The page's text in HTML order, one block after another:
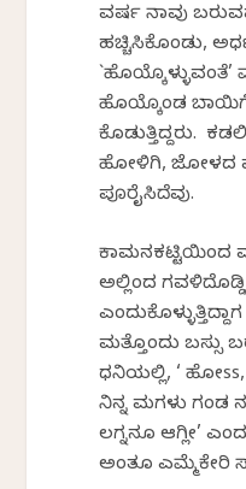
ವರ್ಷ ನಾವು
ಹಚ್ಚಿಸಿಕೊಂಡು,
ಹೊಯ್ಕೊಂಡ
ಕೊಡುತ್ತಿದ್ದರು.
ಹೋಳಿಗಿ, ಜೋಳದ
ಪೂರೈಸಿದೆವು.
ಕಾಮನಕಟ್ಟಿಯಿಂದ
ಅಲ್ಲಿಂದ
ಮತ್ತೊಂದು ಬಸ್ಸು
ಧನಿಯಲ್ಲಿ, ‘
ನಿನ್ನ ಮಗಳು ಗಂಡ
ಲಗ್ನನೂ ಆಗ್ಲೀ’
ಅಂತೂ ಎಮ್ಮೆಕೇರಿ